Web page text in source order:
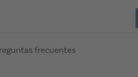
frecuentes